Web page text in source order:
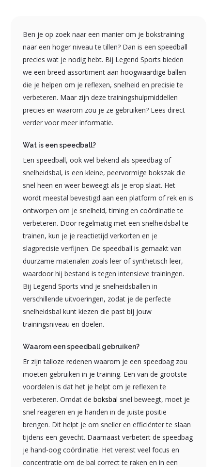
Ben je op zoek naar een manier om je bokstraining
naar een hoger niveau te tillen? Dan is een speedball
precies wat je nodig hebt. Bij Legend Sports bieden
we een breed assortiment aan hoogwaardige ballen
die je helpen om je reflexen, snelheid en precisie te
verbeteren. Maar zijn deze trainingshulpmiddellen
precies en waarom zou je ze gebruiken? Lees direct
verder voor meer informatie.
Wat is een speedball?
Een speedball, ook wel bekend als speedbag of
snelheidsbal, is een kleine, peervormige bokszak die
snel heen en weer beweegt als je erop slaat. Het
wordt meestal bevestigd aan een platform of rek en is
ontworpen om je snelheid, timing en coördinatie te
verbeteren. Door regelmatig met een snelheidsbal te
trainen, kun je je reactietijd verkorten en je
slagprecisie verfijnen. De speedball is gemaakt van
duurzame materialen zoals leer of synthetisch leer,
waardoor hij bestand is tegen intensieve trainingen.
Bij Legend Sports vind je snelheidsballen in
verschillende uitvoeringen, zodat je de perfecte
snelheidsbal kunt kiezen die past bij jouw
trainingsniveau en doelen.
Waarom een speedball gebruiken?
Er zijn talloze redenen waarom je een speedbag zou
moeten gebruiken in je training. Een van de grootste
voordelen is dat het je helpt om je reflexen te
verbeteren. Omdat deboksbal snel beweegt, moet je
snel reageren en je handen in de juiste positie
brengen. Dit helpt je om sneller en efficiënter te slaan
tijdens een gevecht. Daarnaast verbetert de speedbag
je hand-oog coördinatie. Het vereist veel focus en
concentratie om de bal correct te raken en in een